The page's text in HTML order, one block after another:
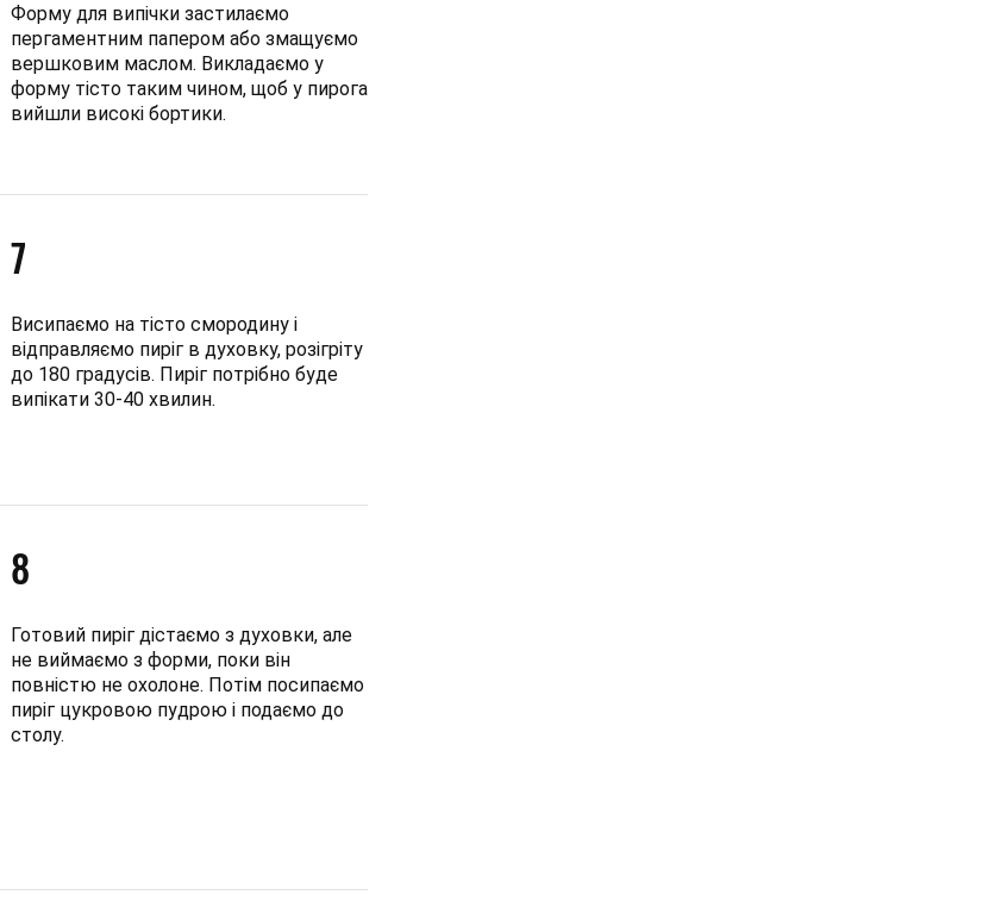
Форму для випічки застилаємо
пергаментним папером або змащуємо
вершковим маслом. Викладаємо у
форму тісто таким чином, щоб у пирога
вийшли високі бортики.
7
Висипаємо на тісто смородину і
відправляємо пиріг в духовку, розігріту
до 180 градусів. Пиріг потрібно буде
випікати 30-40 хвилин.
8
Готовий пиріг дістаємо з духовки, але
не виймаємо з форми, поки він
повністю не охолоне. Потім посипаємо
пиріг цукровою пудрою і подаємо до
столу.